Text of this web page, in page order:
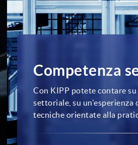
Competenza
Con KIPP potete contare su
settoriale, su un'esperienza
tecniche orientate alla pratica.